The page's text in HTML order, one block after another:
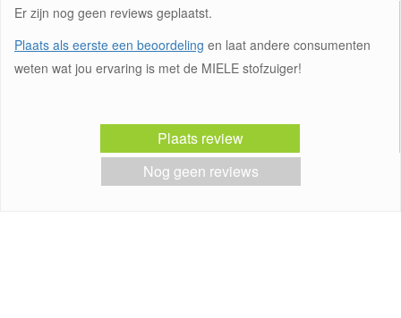
Er zijn nog geen reviews geplaatst.
Plaats als eerste een beoordeling en laat andere consumenten
weten wat jou ervaring is met de MIELE stofzuiger!
Plaats review
Nog geen reviews